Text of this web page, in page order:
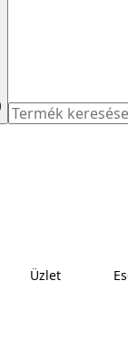
Üzlet